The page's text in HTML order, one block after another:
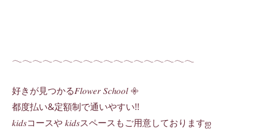
𓂃𓂃𓂃𓂃𓂃𓂃𓂃𓂃𓂃𓂃𓂃𓂃𓂃𓂃𓂃𓂃𓂃𓂃
好きが見つかる𝐹𝑙𝑜𝑤𝑒𝑟 𝑆𝑐ℎ𝑜𝑜𝑙 𖧷
都度払い&定額制で通いやすい!!
𝑘𝑖𝑑𝑠コースや 𝑘𝑖𝑑𝑠スペースもご用意しておりますஐ